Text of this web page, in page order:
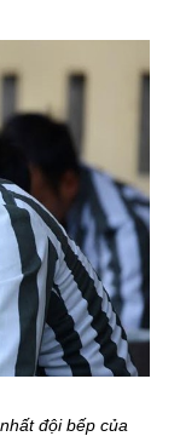
đội bếp của